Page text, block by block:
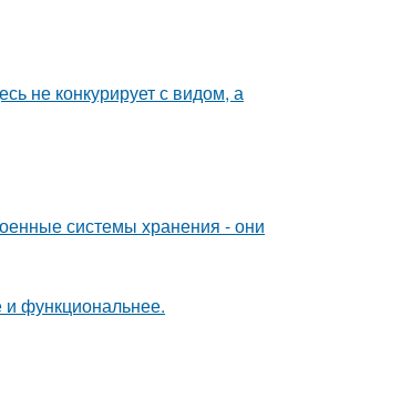
не конкурирует с видом, а
системы хранения - они
функциональнее.